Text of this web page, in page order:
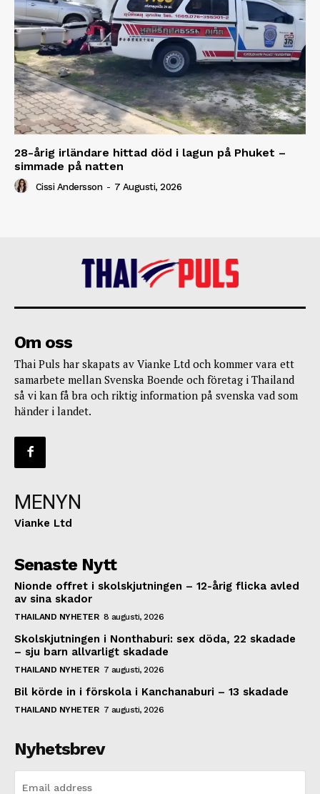
28-årig irländare hittad död i lagun på Phuket –
simmade på natten
Cissi Andersson - 7 Augusti, 2026
Om oss
Thai Puls har skapats av Vianke Ltd och kommer vara ett
samarbete mellan Svenska Boende och företag i Thailand
så vi kan få bra och riktig information på svenska vad som
händer i landet.
MENYN
Vianke Ltd
Senaste Nytt
Nionde offret i skolskjutningen – 12-årig flicka avled
av sina skador
THAILAND NYHETER 8 augusti, 2026
Skolskjutningen i Nonthaburi: sex döda, 22 skadade
– sju barn allvarligt skadade
THAILAND NYHETER 7 augusti, 2026
Bil körde in i förskola i Kanchanaburi – 13 skadade
THAILAND NYHETER 7 augusti, 2026
Nyhetsbrev